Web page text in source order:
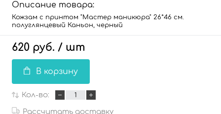
Описание товара:
Кожзам с принтом "Мастер маникюра" 26*46 см.
полуглянцевый Каньон, черный
620 руб. / шт
В корзину
Кол-во:
Рассчитать доставку